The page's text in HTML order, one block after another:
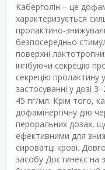
Каберголін – це
характеризується
пролактино-
безпосередньо
поверхні
інгібуючи секрецію
секрецію пролактину
застосуванні у дозі
45 пг/мл. Крім того,
дофамінергічну дію
пероральних дозах,
ефективними для
сироватці крові.
засобу Достинекс на